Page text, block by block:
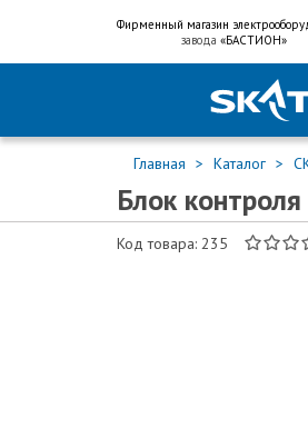
Фирменный магазин
завода «БАСТИОН»
Главная Каталог
Блок
Код товара: 235